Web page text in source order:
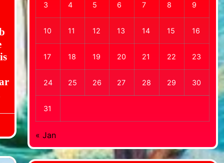
3 4 5 6 7 8 9
10 11 12 13 14 15 16
17 18 19 20 21 22 23
24 25 26 27 28 29 30
31
« Jan